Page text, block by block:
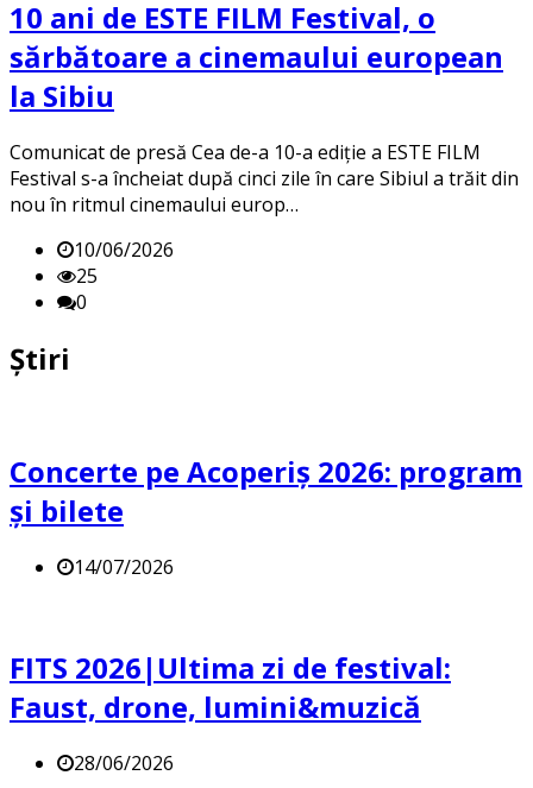
10 ani de ESTE FILM Festival, o
sărbătoare a cinemaului european
la Sibiu
Comunicat de presă Cea de-a 10-a ediție a ESTE FILM
Festival s-a încheiat după cinci zile în care Sibiul a trăit din
nou în ritmul cinemaului europ…
10/06/2026
25
0
Știri
Concerte pe Acoperiș 2026: program
și bilete
14/07/2026
FITS 2026|Ultima zi de festival:
Faust, drone, lumini&muzică
28/06/2026